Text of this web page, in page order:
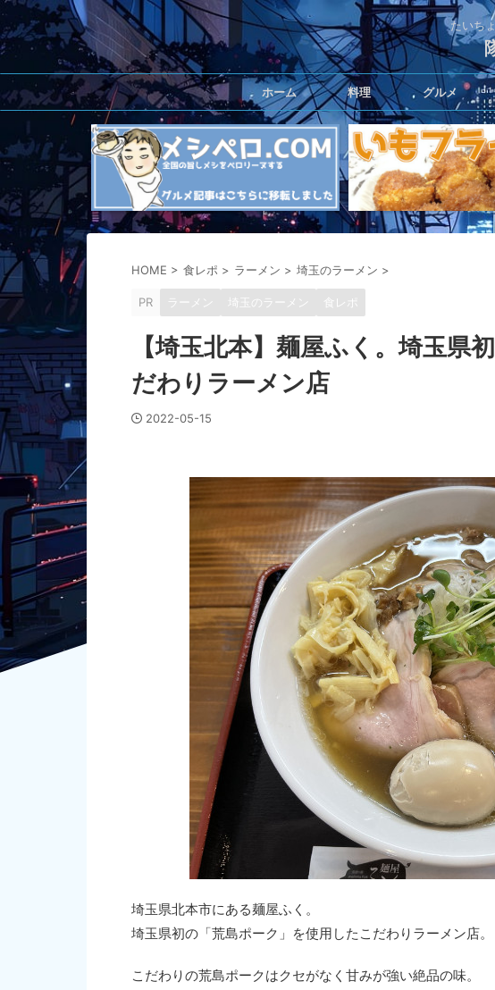
たいち
ホーム 料理 グルメ
HOME > 食レポ > ラーメン > 埼玉のラーメン >
PR ラーメン 埼玉のラーメン 食レポ
【埼玉北本】麺屋ふく。埼玉県
だわりラーメン店
2022-05-15
埼玉県北本市にある麺屋ふく。
埼玉県初の「荒島ポーク」を使用したこだわりラーメン店。
こだわりの荒島ポークはクセがなく甘みが強い絶品の味。